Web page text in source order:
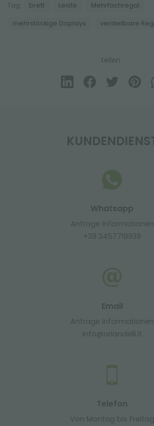
Tag: brett Leiste Mehrfachregal
mehrstöckige Displays verstellbare
teilen
Whatsapp
Anfrage Informationen
+39 3457719939
Email
Anfrage Informationen
info@orlandelli.it
Telefon
Von Montag bis Freitag